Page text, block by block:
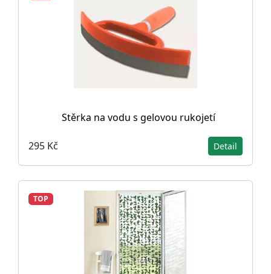
Stěrka na vodu s gelovou rukojetí
295 Kč Detail
TOP